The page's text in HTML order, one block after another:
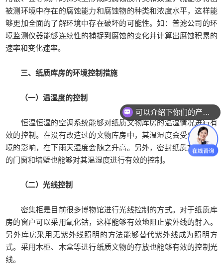
被测环境中存在的腐蚀能力和腐蚀物的种类和浓度水平，这样能
够更加全面的了解环境中存在破坏的可能性。如：普滤公司的环
境监测仪器能够连续性的捕捉到腐蚀的变化并计算出腐蚀积累的
速率和变化速率。
三、纸质库房的环境控制措施
（一）温湿度的控制
恒温恒湿的空调系统能够对纸质文物库房的温湿情况进行有
效的控制。在没有改造过的文物库房中，其温湿度会受到外界环
境的影响，在下雨天湿度会随之升高。另外，密封纸质文物库房
的门窗和墙壁也能够对其温湿度进行有效的控制。
（二）光线控制
密集柜是目前很多博物馆进行光线控制的方式。对于纸质库
房的窗户可以采用氧化钴，这样能够有效地阻止紫外线的射入。
另外库房采用无紫外线照明的方法能够替代紫外线成为照明方
式。采用木柜、木盒等进行纸质文物的存放也能够有效的控制光
线。
可以介绍下你们的产品么？